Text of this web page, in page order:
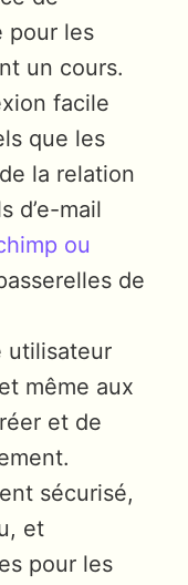
pour les
un cours.
facile
que les
la relation
d’e-mail
ou
de
utilisateur
même aux
et de
sécurisé,
et
pour les